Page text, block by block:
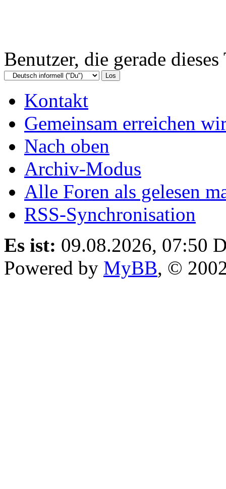
Benutzer, die gerade
Kontakt
Gemeinsam erreichen
Nach oben
Archiv-Modus
Alle Foren als gelesen
RSS-Synchronisation
Es ist: 09.08.2026, 07:50
Powered by MyBB, ©